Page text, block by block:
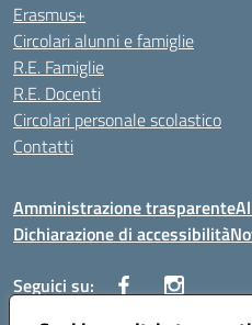
Erasmus+
Circolari alunni e famiglie
R.E. Famiglie
R.E. Docenti
Circolari personale scolastico
Contatti
Amministrazione trasparente
Dichiarazione di accessibilità
Seguici su: